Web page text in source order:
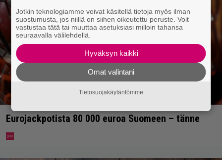
Eurojackpotista 80 000 euroa Suomeen – tänne
Jotkin teknologiamme voivat käsitellä tietoja myös ilman
suostumusta, jos niillä on siihen oikeutettu peruste. Voit
vastustaa tätä tai muuttaa asetuksiasi milloin tahansa
seuraavalla välilehdellä.
Hyväksyn kaikki
Omat valintani
Tietosuojakäytäntömme